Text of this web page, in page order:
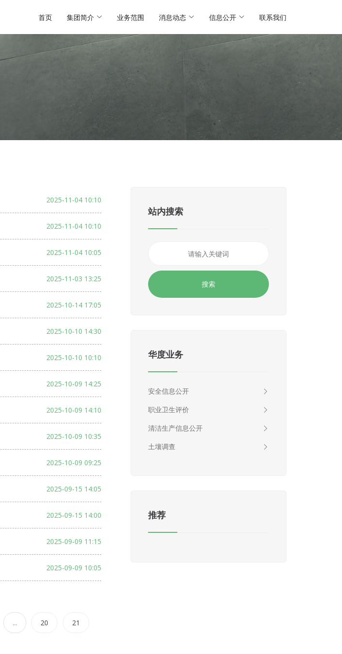
首页 集团简介 业务范围 消息动态 信息公开 联系我们
2025-11-04 10:10
2025-11-04 10:10
2025-11-04 10:05
2025-11-03 13:25
2025-10-14 17:05
2025-10-10 14:30
2025-10-10 10:10
2025-10-09 14:25
2025-10-09 14:10
2025-10-09 10:35
2025-10-09 09:25
2025-09-15 14:05
2025-09-15 14:00
2025-09-09 11:15
2025-09-09 10:05
... 20 21
站内搜索
华度业务
安全信息公开
职业卫生评价
清洁生产信息公开
土壤调查
推荐